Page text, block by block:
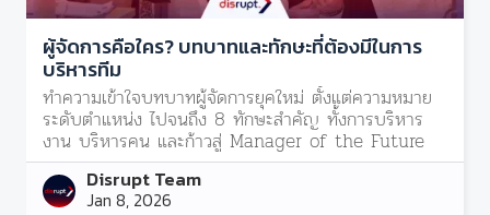
ผู้จัดการคือใคร? บทบาทและทักษะที่ต้องมีในการ
บริหารทีม
ทำความเข้าใจบทบาทผู้จัดการยุคใหม่ ตั้งแต่ความหมาย
ระดับตำแหน่ง ไปจนถึง 8 ทักษะสำคัญ ทั้งการบริหาร
งาน บริหารคน และก้าวสู่ Manager of the Future
Disrupt Team
Jan 8, 2026